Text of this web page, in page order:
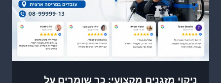
ניקוי מזגנים מקצועי: כך שומרים על